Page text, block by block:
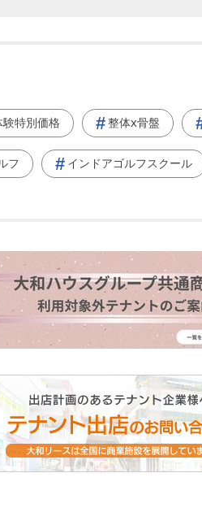
験特別価格 整体x骨盤
フ インドアゴルフスクール